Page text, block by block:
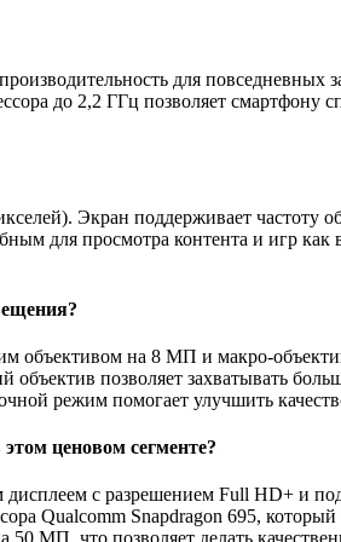
для повседневных
до 2,2 ГГц позволяет смартфону
Экран поддерживает частоту
для просмотра контента и игр
на 8 МП и макро-
позволяет захватывать
режим помогает улучшить
ценовом сегменте?
с разрешением Full HD+ и
Qualcomm Snapdragon 695,